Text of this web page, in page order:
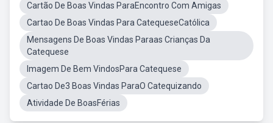
Cartão De Boas Vindas ParaEncontro Com Amigas
Cartao De Boas Vindas Para CatequeseCatólica
Mensagens De Boas Vindas Paraas Crianças Da
Catequese
Imagem De Bem VindosPara Catequese
Cartao De3 Boas Vindas ParaO Catequizando
Atividade De BoasFérias